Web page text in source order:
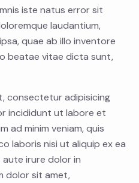
iste natus error sit
laudantium,
quae ab illo inventore
beatae vitae dicta sunt,
consectetur adipisicing
incididunt ut labore et
ad minim veniam, quis
laboris nisi ut aliquip ex ea
irure dolor in
dolor sit amet,